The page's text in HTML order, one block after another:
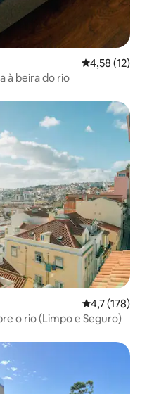
4,58 de uma
4,58 (12)
à beira do rio
4,7 de uma
4,7 (178)
o rio (Limpo e Seguro)